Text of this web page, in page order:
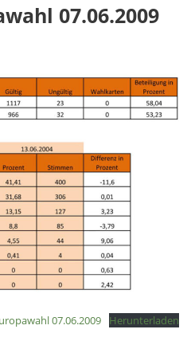
07.06.2009
07.06.2009 Herunterladen